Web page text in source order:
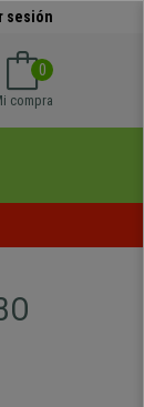
sesión
0
compra